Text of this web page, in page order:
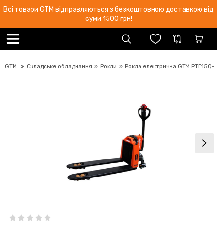
Всі товари GTM відправляються з безкоштовною доставкою від
суми 1500 грн!
GTM Складське обладнання Рокли Рокла електрична GTM